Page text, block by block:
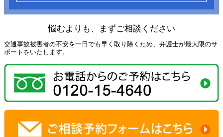
悩むよりも、まずご相談ください
交通事故被害者の不安を一日でも早く取り除くため、弁護士が最大限のサ
ポートをいたします。